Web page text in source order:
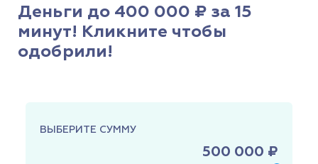
Деньги до 400 000 ₽ за 15
минут! Кликните чтобы
одобрили!
ВЫБЕРИТЕ СУММУ
500 000 ₽